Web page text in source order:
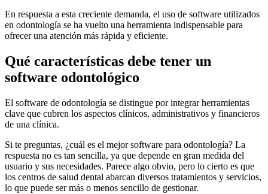
En respuesta a esta creciente demanda, el uso de software utilizados
en odontología se ha vuelto una herramienta indispensable para
ofrecer una atención más rápida y eficiente.
Qué características debe tener un
software odontológico
El software de odontología se distingue por integrar herramientas
clave que cubren los aspectos clínicos, administrativos y financieros
de una clínica.
Si te preguntas, ¿cuál es el mejor software para odontología? La
respuesta no es tan sencilla, ya que depende en gran medida del
usuario y sus necesidades. Parece algo obvio, pero lo cierto es que
los centros de salud dental abarcan diversos tratamientos y servicios,
lo que puede ser más o menos sencillo de gestionar.